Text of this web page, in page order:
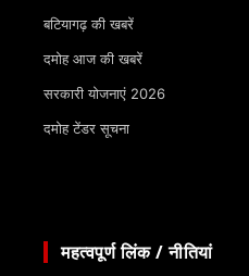
बटियागढ़ की खबरें
दमोह आज की खबरें
सरकारी योजनाएं 2026
दमोह टेंडर सूचना
महत्वपूर्ण लिंक / नीतियां